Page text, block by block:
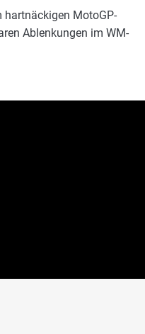
hartnäckigen MotoGP-
Ablenkungen im WM-